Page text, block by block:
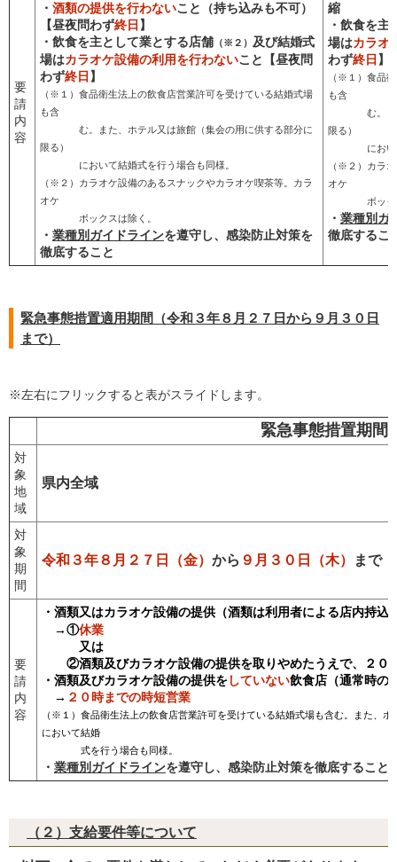
要
請
内
容
・ 酒類の提供を行わないこと（持ち込みも不可）
【昼夜問わず終日 】
・飲食を主として業とする店舗 （※２） 及び結婚式
場はカラオケ設備の利用を行わないこと【昼夜問
わず終日 】
（※１）食品衛生法上の飲食店営業許可を受けている結婚式場
も含
む。また、ホテル又は旅館（集会の用に供する部分に
限る）
において結婚式を行う場合も同様。
（※２）カラオケ設備のあるスナックやカラオケ喫茶等。カラ
オケ
ボックスは除く。
・ 業種別ガイドラインを遵守し、感染防止対策を
徹底すること
縮
・飲食を主
場はカラオ
わず終日 】
（※１）食品
も含
む。また、
限る）
において結
（※２）カラ
オケ
ボックス
・ 業種別ガ
徹底するこ
緊急事態措置適用期間（令和３年８月２７日から９月３０日
まで）
※左右にフリックすると表がスライドします。
緊急事態措置期間
対
象
地
域
県内全域
対
象
期
間
令和３年８月２７日（金） から ９月３０日（木） まで
要
請
内
容
・酒類又はカラオケ設備の提供（酒類は利用者による店内持込
→①休業
又は
②酒類及びカラオケ設備の提供を取りやめたうえで、２０
・酒類及びカラオケ設備の提供をしていない飲食店（通常時の
→ ２０時までの時短営業
（※１）食品衛生法上の飲食店営業許可を受けている結婚式場も含む。また、
において結婚
式を行う場合も同様。
・ 業種別ガイドラインを遵守し、感染防止対策を徹底すること
（２）支給要件等について